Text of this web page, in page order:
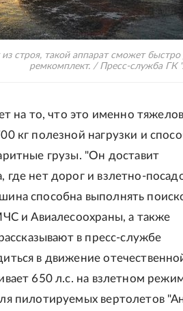
строя, такой аппарат сможет быстро
ремкомплект. / Пресс-служба ГК
на то, что это именно
кг полезной нагрузки и
грузы. "Он доставит
нет дорог и взлетно-
способна выполнять
и Авиалесоохраны, а также
в пресс-службе
в движение
650 л.с. на взлетном
пилотируемых вертолетов